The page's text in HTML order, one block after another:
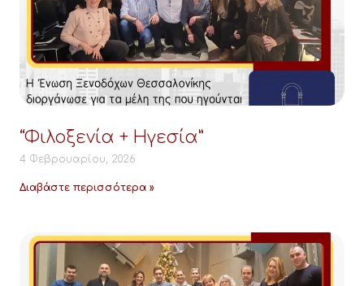
“Φιλοξενία + Ηγεσία”
4 Φεβρουαρίου, 2026
Διαβάστε περισσότερα »